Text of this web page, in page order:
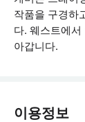
작품을 구경하
다. 웨스트에
아갑니다.
이용정보